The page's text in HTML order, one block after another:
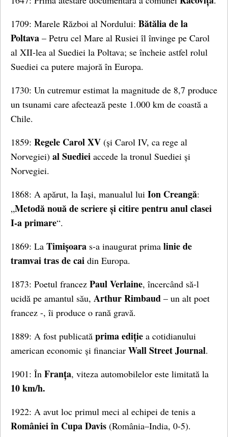
1709: Marele Război al Nordului: Bătălia de la
Poltava – Petru cel Mare al Rusiei îl învinge pe Carol
al XII-lea al Suediei la Poltava; se încheie astfel rolul
Suediei ca putere majoră în Europa.
1730: Un cutremur estimat la magnitude de 8,7 produce
un tsunami care afectează peste 1.000 km de coastă a
Chile.
1859: Regele Carol XV (și Carol IV, ca rege al
Norvegiei) al Suediei accede la tronul Suediei și
Norvegiei.
1868: A apărut, la Iași, manualul lui Ion Creangă:
„Metodă nouă de scriere și citire pentru anul clasei
I-a primare“.
1869: La Timișoara s-a inaugurat prima linie de
tramvai tras de cai din Europa.
1873: Poetul francez Paul Verlaine, încercând să-l
ucidă pe amantul său, Arthur Rimbaud – un alt poet
francez -, îi produce o rană gravă.
1889: A fost publicată prima ediție a cotidianului
american economic și financiar Wall Street Journal.
1901: În Franța, viteza automobilelor este limitată la
10 km/h.
1922: A avut loc primul meci al echipei de tenis a
României în Cupa Davis (România–India, 0-5).